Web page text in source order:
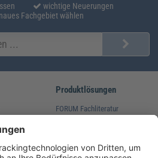
wichtige Neuerungen
Fachgebiet wählen
Produktlösungen
FORUM Fachliteratur